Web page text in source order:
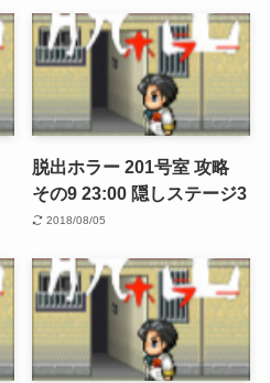
脱出ホラー 201号室 攻略
その9 23:00 隠しステージ3
2018/08/05